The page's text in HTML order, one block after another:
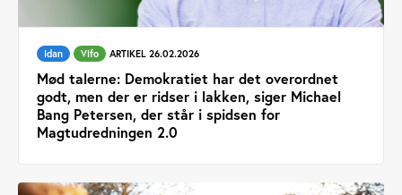
Idan Vifo ARTIKEL 26.02.2026
Mød talerne: Demokratiet har det overordnet
godt, men der er ridser i lakken, siger Michael
Bang Petersen, der står i spidsen for
Magtudredningen 2.0